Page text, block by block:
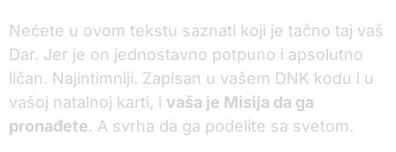
Nećete u ovom tekstu saznati koji je tačno taj vaš
Dar. Jer je on jednostavno potpuno i apsolutno
ličan. Najintimniji. Zapisan u vašem DNK kodu i u
vašoj natalnoj karti, i vaša je Misija da ga
pronađete. A svrha da ga podelite sa svetom.